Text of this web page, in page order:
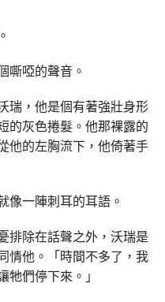
嘶啞的聲音。
瑞，他是個有著強壯身形
的灰色捲髮。他那裸露的
他的左胸流下，他倚著手
像一陣刺耳的耳語。
排除在話聲之外，沃瑞是
情他。「時間不多了，我
們停下來。」